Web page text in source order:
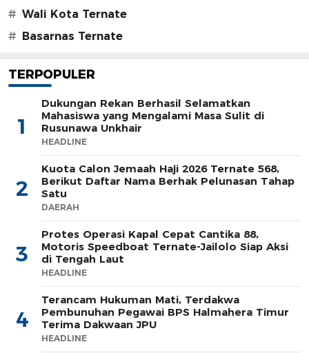
# Wali Kota Ternate
# Basarnas Ternate
TERPOPULER
1
Dukungan Rekan Berhasil Selamatkan
Mahasiswa yang Mengalami Masa Sulit di
Rusunawa Unkhair
HEADLINE
2
Kuota Calon Jemaah Haji 2026 Ternate 568,
Berikut Daftar Nama Berhak Pelunasan Tahap
Satu
DAERAH
3
Protes Operasi Kapal Cepat Cantika 88,
Motoris Speedboat Ternate-Jailolo Siap Aksi
di Tengah Laut
HEADLINE
4
Terancam Hukuman Mati, Terdakwa
Pembunuhan Pegawai BPS Halmahera Timur
Terima Dakwaan JPU
HEADLINE